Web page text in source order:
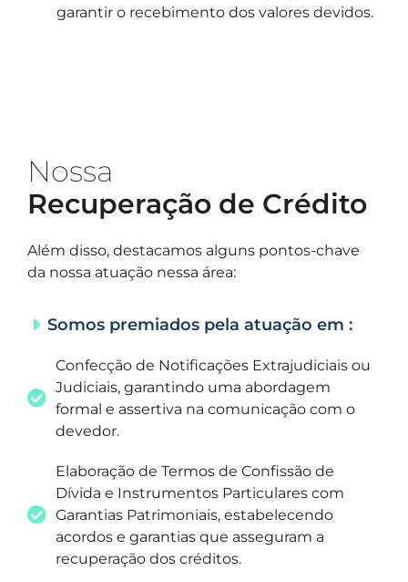
garantir o recebimento dos valores devidos.
Nossa
Recuperação de Crédito
Além disso, destacamos alguns pontos-chave
da nossa atuação nessa área:
Somos premiados pela atuação em :
Confecção de Notificações Extrajudiciais ou
Judiciais, garantindo uma abordagem
formal e assertiva na comunicação com o
devedor.
Elaboração de Termos de Confissão de
Dívida e Instrumentos Particulares com
Garantias Patrimoniais, estabelecendo
acordos e garantias que asseguram a
recuperação dos créditos.